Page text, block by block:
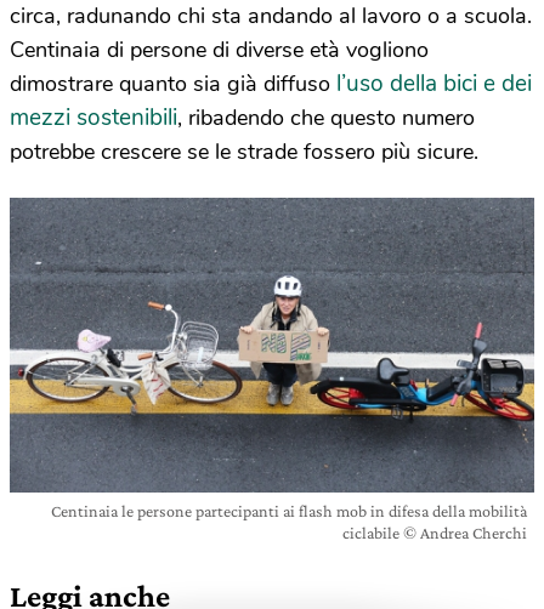
circa, radunando chi sta andando al lavoro o a scuola.
Centinaia di persone di diverse età vogliono
dimostrare quanto sia già diffuso l’uso della bici e dei
mezzi sostenibili, ribadendo che questo numero
potrebbe crescere se le strade fossero più sicure.
Centinaia le persone partecipanti ai flash mob in difesa della mobilità
ciclabile © Andrea Cherchi
Leggi anche